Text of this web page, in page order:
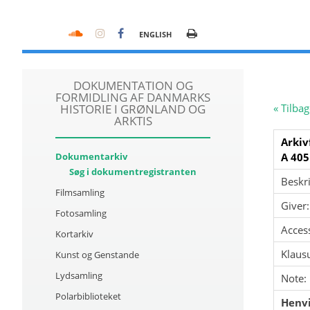
ENGLISH
DOKUMENTATION OG
FORMIDLING AF DANMARKS
HISTORIE I GRØNLAND OG
ARKTIS
Dokumentarkiv
Søg i dokumentregistranten
Filmsamling
Fotosamling
Kortarkiv
Kunst og Genstande
Lydsamling
Polarbiblioteket
«
A 405
Giver:
Note: